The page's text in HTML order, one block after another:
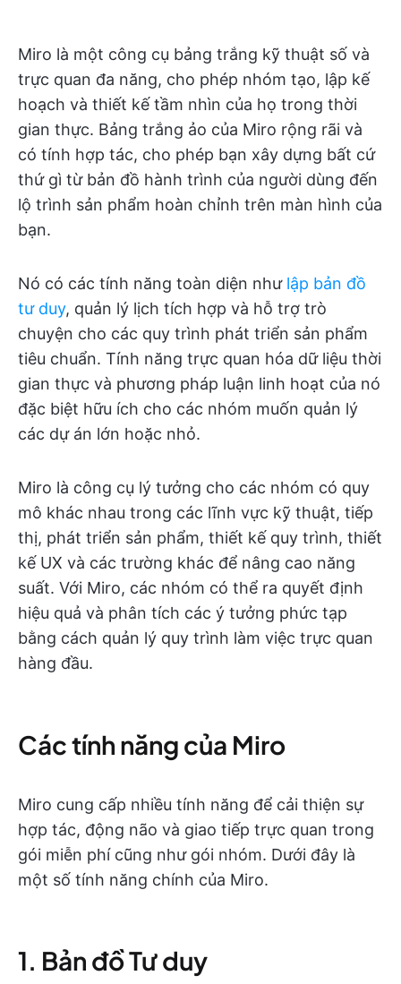
Miro là một công cụ bảng trắng kỹ thuật số và
trực quan đa năng, cho phép nhóm tạo, lập kế
hoạch và thiết kế tầm nhìn của họ trong thời
gian thực. Bảng trắng ảo của Miro rộng rãi và
có tính hợp tác, cho phép bạn xây dựng bất cứ
thứ gì từ bản đồ hành trình của người dùng đến
lộ trình sản phẩm hoàn chỉnh trên màn hình của
bạn.
Nó có các tính năng toàn diện như lập bản đồ
tư duy, quản lý lịch tích hợp và hỗ trợ trò
chuyện cho các quy trình phát triển sản phẩm
tiêu chuẩn. Tính năng trực quan hóa dữ liệu thời
gian thực và phương pháp luận linh hoạt của nó
đặc biệt hữu ích cho các nhóm muốn quản lý
các dự án lớn hoặc nhỏ.
Miro là công cụ lý tưởng cho các nhóm có quy
mô khác nhau trong các lĩnh vực kỹ thuật, tiếp
thị, phát triển sản phẩm, thiết kế quy trình, thiết
kế UX và các trường khác để nâng cao năng
suất. Với Miro, các nhóm có thể ra quyết định
hiệu quả và phân tích các ý tưởng phức tạp
bằng cách quản lý quy trình làm việc trực quan
hàng đầu.
Các tính năng của Miro
Miro cung cấp nhiều tính năng để cải thiện sự
hợp tác, động não và giao tiếp trực quan trong
gói miễn phí cũng như gói nhóm. Dưới đây là
một số tính năng chính của Miro.
1. Bản đồ Tư duy